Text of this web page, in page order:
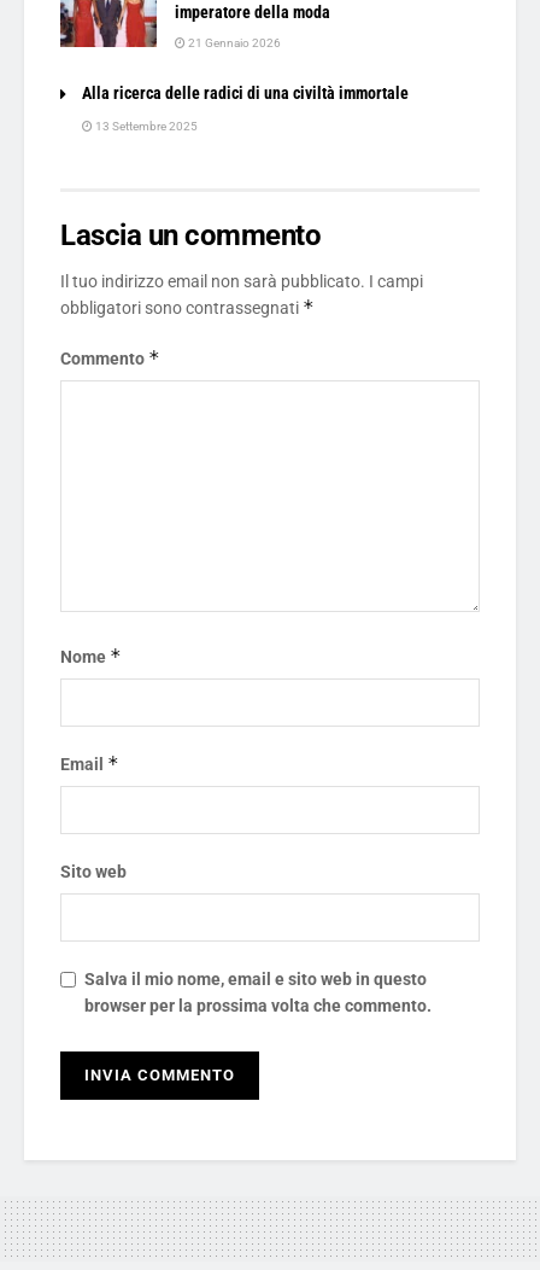
imperatore della moda
21 Gennaio 2026
Alla ricerca delle radici di una civiltà immortale
13 Settembre 2025
Lascia un commento
Il tuo indirizzo email non sarà pubblicato. I campi
obbligatori sono contrassegnati *
Commento *
Nome *
Email *
Sito web
Salva il mio nome, email e sito web in questo
browser per la prossima volta che commento.